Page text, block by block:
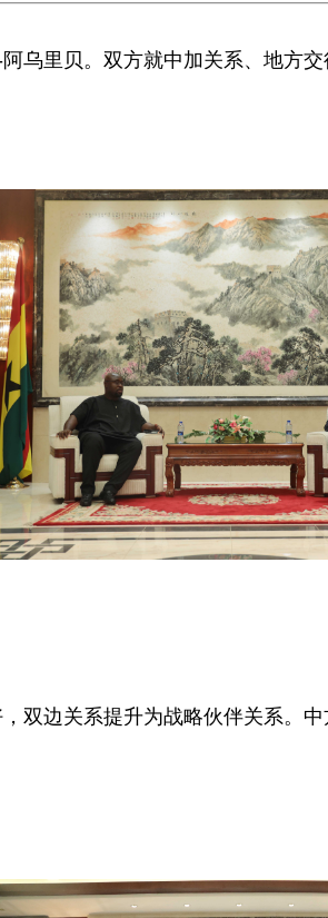
乌里贝。双方就中加关系、地方
双边关系提升为战略伙伴关系。